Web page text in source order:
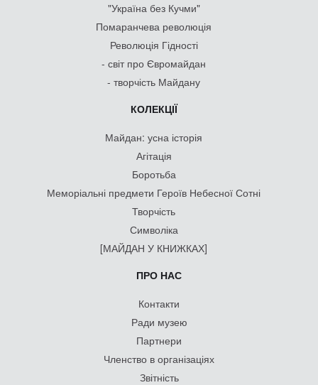
"Україна без Кучми"
Помаранчева революція
Революція Гідності
- світ про Євромайдан
- творчість Майдану
КОЛЕКЦІЇ
Майдан: усна історія
Агітація
Боротьба
Меморіальні предмети Героїв Небесної Сотні
Творчість
Символіка
[МАЙДАН У КНИЖКАХ]
ПРО НАС
Контакти
Ради музею
Партнери
Членство в організаціях
Звітність